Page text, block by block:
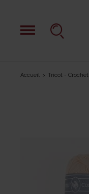
Accueil Tricot - Crochet